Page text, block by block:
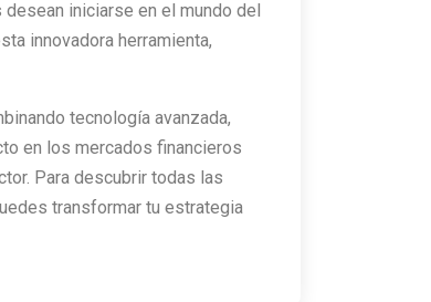
iniciarse en el mundo del
innovadora herramienta,
tecnología avanzada,
en los mercados financieros
Para descubrir todas las
transformar tu estrategia